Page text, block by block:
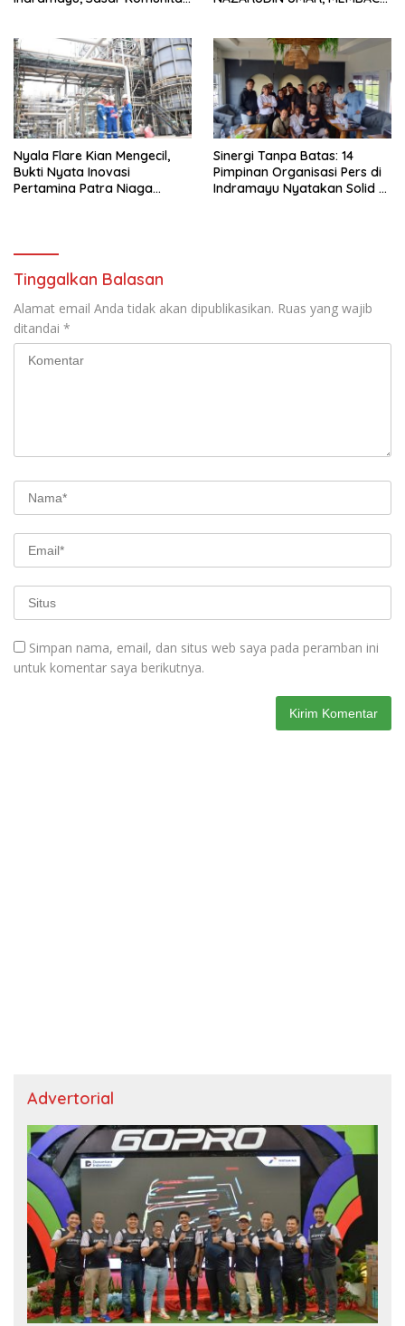
Nyala Flare Kian Mengecil,
Bukti Nyata Inovasi
Pertamina Patra Niaga
Sinergi Tanpa Batas: 14
Pimpinan Organisasi Pers di
Indramayu Nyatakan Solid di
Tinggalkan Balasan
Alamat email Anda tidak akan dipublikasikan. Ruas yang wajib
ditandai *
Simpan nama, email, dan situs web saya pada peramban ini
untuk komentar saya berikutnya.
Advertorial